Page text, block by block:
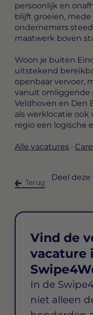
persoonlijk en
blijft groeien,
ondernemers
maatwerk boven
Woon je buiten
uitstekend
openbaar vervoer,
vanuit omliggende
Veldhoven en Den
als werklocatie
regio een logische
Alle vacatures ·
Terug
Deel
Vind de
vacature
In de
niet alleen